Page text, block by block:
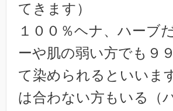
てきます）
１００％ヘナ、ハーブ
ーや肌の弱い方でも９
て染められるといいま
は合わない方もいる（